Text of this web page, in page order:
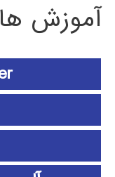
آموزش ها